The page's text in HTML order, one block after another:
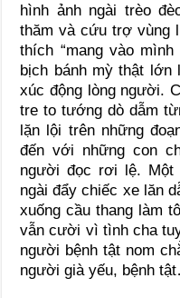
hình ảnh ngài trèo
thăm và cứu trợ vùng
thích “mang vào
bịch bánh mỳ thật lớn
xúc động lòng người.
tre to tướng dò dẫm
lặn lội trên những
đến với những con
người đọc rơi lệ. Một
ngài đẩy chiếc xe lăn
xuống cầu thang làm
vẫn cười vì tình cha
người bệnh tật nom
người già yếu, bệnh